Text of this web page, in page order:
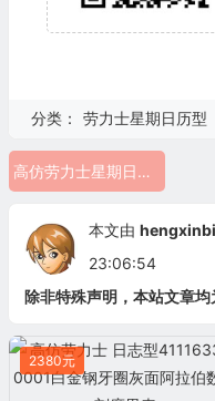
分类： 劳力士星期日历型
高仿劳力士星期日志绿盘 劳力士38mm星期日历
本文由
23:06:54
除非特殊声明，本站文章
2380元